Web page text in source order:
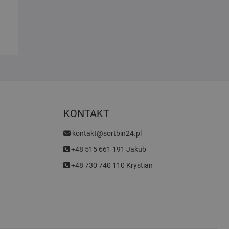
KONTAKT
kontakt@sortbin24.pl
+48 515 661 191 Jakub
+48 730 740 110 Krystian